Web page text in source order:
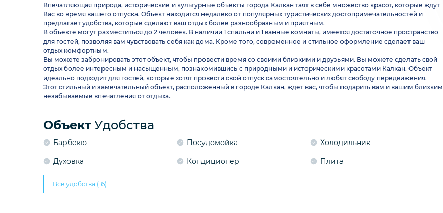
Впечатляющая природа, исторические и культурные объекты города Калкан таят в себе множество красот, которые ждут
Вас во время вашего отпуска. Объект находится недалеко от популярных туристических достопримечательностей и
предлагает удобства, которые сделают ваш отдых более разнообразным и приятным.
В объекте могут разместиться до 2 человек. В наличии 1 спальни и 1 ванные комнаты, имеется достаточное пространство
для гостей, позволяя вам чувствовать себя как дома. Кроме того, современное и стильное оформление сделает ваш
отдых комфортным.
Вы можете забронировать этот объект, чтобы провести время со своими близкими и друзьями. Вы можете сделать свой
отдых более интересным и насыщенным, познакомившись с природными и историческими красотами Калкан. Объект
идеально подходит для гостей, которые хотят провести свой отпуск самостоятельно и любят свободу передвижения.
Этот стильный и замечательный объект, расположенный в городе Калкан, ждет вас, чтобы подарить вам и вашим близким
незабываемые впечатления от отдыха.
Объект Удобства
Барбекю Посудомойка Холодильник
Духовка Кондиционер Плита
Все удобства (16)